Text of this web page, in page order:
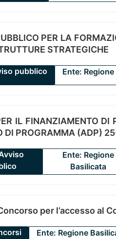
PER LA
STRATEGICHE
pubblico Ente:
IL FINANZIAMENTO
DI PROGRAMMA (ADP)
Ente: Regione
Basilicata
per l’accesso al
Ente: Regione